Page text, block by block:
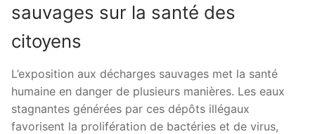
sauvages sur la santé des
citoyens
L’exposition aux décharges sauvages met la santé
humaine en danger de plusieurs manières. Les eaux
stagnantes générées par ces dépôts illégaux
favorisent la prolifération de bactéries et de virus,